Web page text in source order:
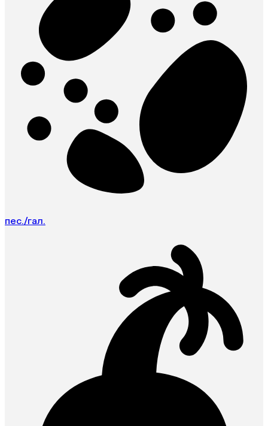
пес./гал.